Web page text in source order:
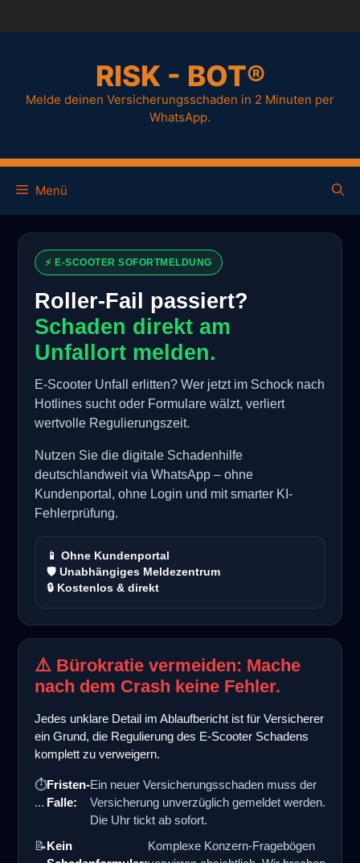
RISK - BOT®
Melde deinen Versicherungsschaden in 2 Minuten per
WhatsApp.
Menü
⚡ E-SCOOTER SOFORTMELDUNG
Roller-Fail passiert?
Schaden direkt am
Unfallort melden.
E-Scooter Unfall erlitten? Wer jetzt im Schock nach
Hotlines sucht oder Formulare wälzt, verliert
wertvolle Regulierungszeit.
Nutzen Sie die digitale Schadenhilfe
deutschlandweit via WhatsApp – ohne
Kundenportal, ohne Login und mit smarter KI-
Fehlerprüfung.
📱 Ohne Kundenportal
🛡️ Unabhängiges Meldezentrum
🔒 Kostenlos & direkt
⚠️ Bürokratie vermeiden: Mache
nach dem Crash keine Fehler.
Jedes unklare Detail im Ablaufbericht ist für Versicherer
ein Grund, die Regulierung des E-Scooter Schadens
komplett zu verweigern.
⏱
...
Fristen-
Falle:
Ein neuer Versicherungsschaden muss der
Versicherung unverzüglich gemeldet werden.
Die Uhr tickt ab sofort.
📝Kein
Komplexe Konzern-Fragebögen